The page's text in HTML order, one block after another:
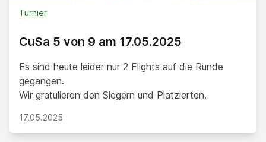
Turnier
CuSa 5 von 9 am 17.05.2025
Es sind heute leider nur 2 Flights auf die Runde
gegangen.
Wir gratulieren den Siegern und Platzierten.
17.05.2025